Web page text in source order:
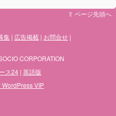
⇪ ページ先頭へ
集 広告掲載 お問合せ
CORPORATION
ス24| 英語版